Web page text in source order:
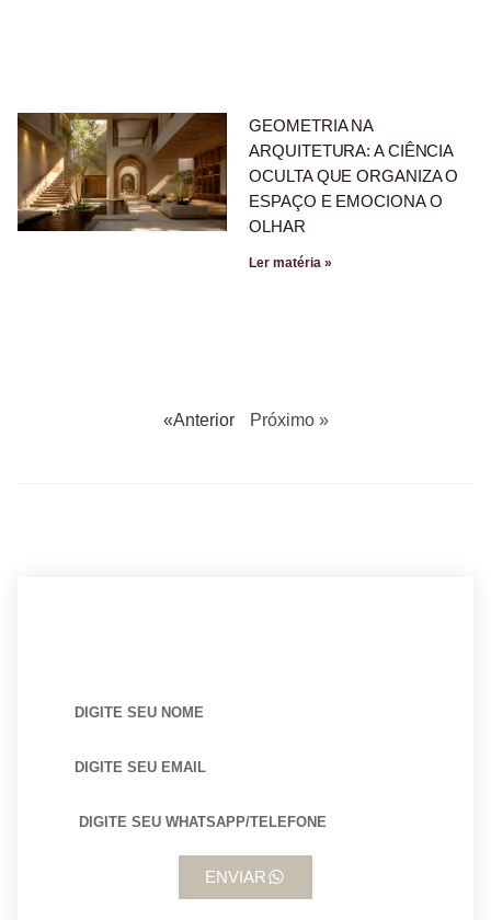
GEOMETRIA NA
ARQUITETURA: A CIÊNCIA
OCULTA QUE ORGANIZA O
ESPAÇO E EMOCIONA O
OLHAR
Ler matéria »
«Anterior Próximo »
ENVIAR